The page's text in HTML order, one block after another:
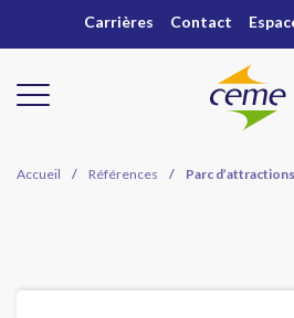
Carrières Contact
Accueil / Références / Parc